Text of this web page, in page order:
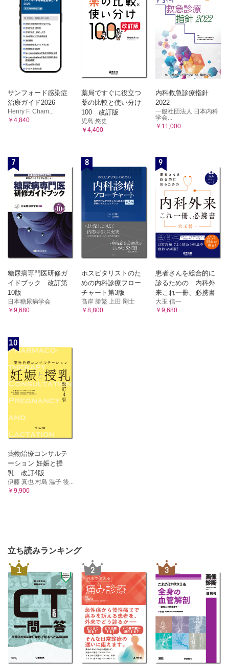
サンフォード感染症
治療ガイド2026
Henry F. Cham...
￥4,840
薬局ですぐに役立つ
薬の比較と使い分け
100 改訂版
児島 悠史
￥4,400
内科救急診療指針
2022
一般社団法人 日本内科
学会...
￥11,000
7
糖尿病専門医研修ガ
イドブック 改訂第
10版
日本糖尿病学会
￥9,680
8
ホスピタリストのた
めの内科診療フロー
チャート第3版
髙岸 勝繁 上田 剛士
￥8,800
9
患者さんを総合的に
診るための 内科外
来これ一冊、必携書
大玉 信一
￥9,680
10
薬物治療コンサルテ
ーション 妊娠と授
乳 改訂4版
伊藤 真也 村島 温子 後...
￥9,900
立ち読みランキング
1 2 3